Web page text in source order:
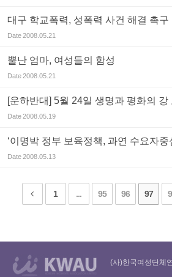
대구 학교폭력, 성폭력 사건 해결 촉구
Date2008.05.21
뿔난 엄마, 여성들의 함성
Date2008.05.21
[운하반대] 5월 24일 생명과 평화의 강
Date2008.05.19
‘이명박 정부 보육정책, 과연 수요자중
Date2008.05.13
1 ... 95 96 97
(사)한국여성단체